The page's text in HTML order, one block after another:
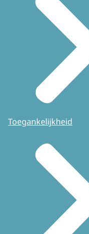
Toegankelijkheid